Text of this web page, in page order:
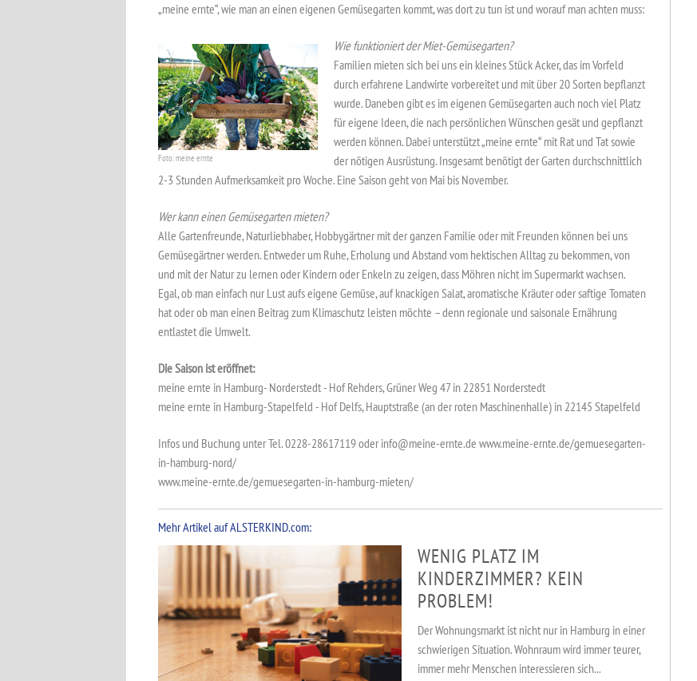
„meine ernte“, wie man an einen eigenen Gemüsegarten kommt, was dort zu tun ist und worauf man achten muss:
Foto: meine ernte
Wie funktioniert der Miet-Gemüsegarten?
Familien mieten sich bei uns ein kleines Stück Acker, das im Vorfeld
durch erfahrene Landwirte vorbereitet und mit über 20 Sorten bepflanzt
wurde. Daneben gibt es im eigenen Gemüsegarten auch noch viel Platz
für eigene Ideen, die nach persönlichen Wünschen gesät und gepflanzt
werden können. Dabei unterstützt „meine ernte“ mit Rat und Tat sowie
der nötigen Ausrüstung. Insgesamt benötigt der Garten durchschnittlich
2-3 Stunden Aufmerksamkeit pro Woche. Eine Saison geht von Mai bis November.
Wer kann einen Gemüsegarten mieten?
Alle Gartenfreunde, Naturliebhaber, Hobbygärtner mit der ganzen Familie oder mit Freunden können bei uns
Gemüsegärtner werden. Entweder um Ruhe, Erholung und Abstand vom hektischen Alltag zu bekommen, von
und mit der Natur zu lernen oder Kindern oder Enkeln zu zeigen, dass Möhren nicht im Supermarkt wachsen.
Egal, ob man einfach nur Lust aufs eigene Gemüse, auf knackigen Salat, aromatische Kräuter oder saftige Tomaten
hat oder ob man einen Beitrag zum Klimaschutz leisten möchte – denn regionale und saisonale Ernährung
entlastet die Umwelt.
Die Saison ist eröffnet:
meine ernte in Hamburg- Norderstedt - Hof Rehders, Grüner Weg 47 in 22851 Norderstedt
meine ernte in Hamburg-Stapelfeld - Hof Delfs, Hauptstraße (an der roten Maschinenhalle) in 22145 Stapelfeld
Infos und Buchung unter Tel. 0228-28617119 oder info@meine-ernte.de www.meine-ernte.de/gemuesegarten-
in-hamburg-nord/
www.meine-ernte.de/gemuesegarten-in-hamburg-mieten/
Mehr Artikel auf ALSTERKIND.com:
WENIG PLATZ IM
KINDERZIMMER? KEIN
PROBLEM!
Der Wohnungsmarkt ist nicht nur in Hamburg in einer
schwierigen Situation. Wohnraum wird immer teurer,
immer mehr Menschen interessieren sich...